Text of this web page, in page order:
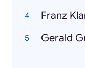
Franz
Gerald